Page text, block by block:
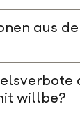
aus
willbe?